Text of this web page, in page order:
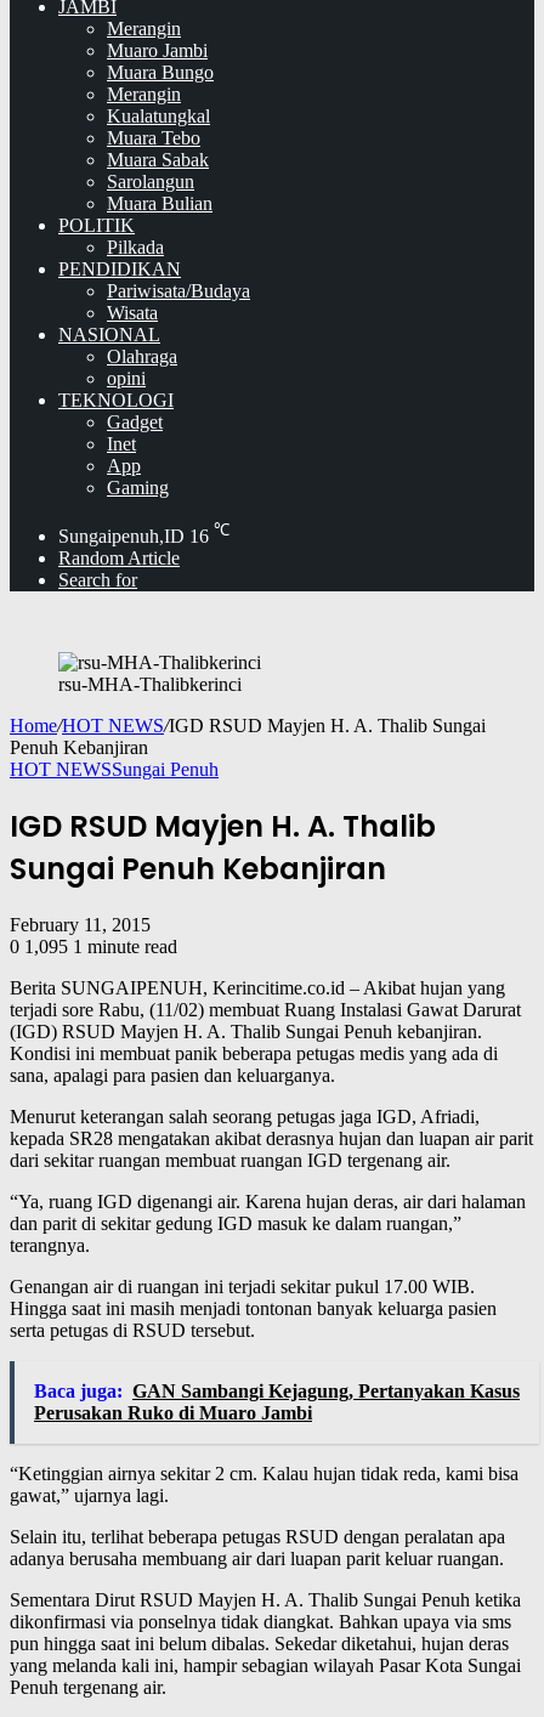
JAMBI
Merangin
Muaro Jambi
Muara Bungo
Merangin
Kualatungkal
Muara Tebo
Muara Sabak
Sarolangun
Muara Bulian
POLITIK
Pilkada
PENDIDIKAN
Pariwisata/Budaya
Wisata
NASIONAL
Olahraga
opini
TEKNOLOGI
Gadget
Inet
App
Gaming
Sungaipenuh,ID 16 ℃
Random Article
Search for
rsu-MHA-Thalibkerinci
Home/HOT NEWS/IGD RSUD Mayjen H. A. Thalib Sungai
Penuh Kebanjiran
HOT NEWSSungai Penuh
IGD RSUD Mayjen H. A. Thalib
Sungai Penuh Kebanjiran
February 11, 2015
0 1,095 1 minute read
Berita SUNGAIPENUH, Kerincitime.co.id – Akibat hujan yang
terjadi sore Rabu, (11/02) membuat Ruang Instalasi Gawat Darurat
(IGD) RSUD Mayjen H. A. Thalib Sungai Penuh kebanjiran.
Kondisi ini membuat panik beberapa petugas medis yang ada di
sana, apalagi para pasien dan keluarganya.
Menurut keterangan salah seorang petugas jaga IGD, Afriadi,
kepada SR28 mengatakan akibat derasnya hujan dan luapan air parit
dari sekitar ruangan membuat ruangan IGD tergenang air.
“Ya, ruang IGD digenangi air. Karena hujan deras, air dari halaman
dan parit di sekitar gedung IGD masuk ke dalam ruangan,”
terangnya.
Genangan air di ruangan ini terjadi sekitar pukul 17.00 WIB.
Hingga saat ini masih menjadi tontonan banyak keluarga pasien
serta petugas di RSUD tersebut.
Baca juga: GAN Sambangi Kejagung, Pertanyakan Kasus
Perusakan Ruko di Muaro Jambi
“Ketinggian airnya sekitar 2 cm. Kalau hujan tidak reda, kami bisa
gawat,” ujarnya lagi.
Selain itu, terlihat beberapa petugas RSUD dengan peralatan apa
adanya berusaha membuang air dari luapan parit keluar ruangan.
Sementara Dirut RSUD Mayjen H. A. Thalib Sungai Penuh ketika
dikonfirmasi via ponselnya tidak diangkat. Bahkan upaya via sms
pun hingga saat ini belum dibalas. Sekedar diketahui, hujan deras
yang melanda kali ini, hampir sebagian wilayah Pasar Kota Sungai
Penuh tergenang air.